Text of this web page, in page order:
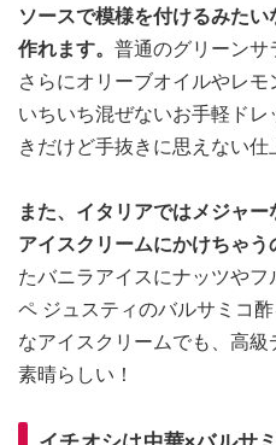
ソースで模様を付けるみた
作れます。 普通のグリーンサ
さらにオリーブオイルやレモ
いちいち混ぜないお手軽ド
きだけど手抜きに思えない仕
また、イタリアではメジャー
アイスクリームにかけちゃう
たバニラアイスにナッツや
ペ ジュスティのバルサミコ
なアイスクリームでも、高
素晴らしい！